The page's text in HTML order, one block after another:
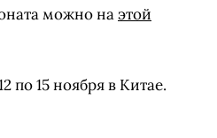
можно наэтой
по 15 ноября в Китае.